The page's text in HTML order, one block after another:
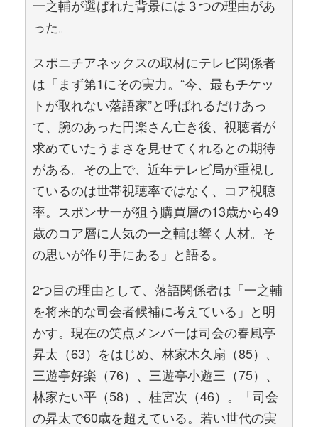
一之輔が選ばれた背景には３つの理由があ
った。
スポニチアネックスの取材にテレビ関係者
は「まず第1にその実力。“今、最もチケッ
トが取れない落語家”と呼ばれるだけあっ
て、腕のあった円楽さん亡き後、視聴者が
求めていたうまさを見せてくれるとの期待
がある。その上で、近年テレビ局が重視し
ているのは世帯視聴率ではなく、コア視聴
率。スポンサーが狙う購買層の13歳から49
歳のコア層に人気の一之輔は響く人材。そ
の思いが作り手にある」と語る。
2つ目の理由として、落語関係者は「一之輔
を将来的な司会者候補に考えている」と明
かす。現在の笑点メンバーは司会の春風亭
昇太（63）をはじめ、林家木久扇（85）、
三遊亭好楽（76）、三遊亭小遊三（75）、
林家たい平（58）、桂宮次（46）。「司会
の昇太で60歳を超えている。若い世代の実